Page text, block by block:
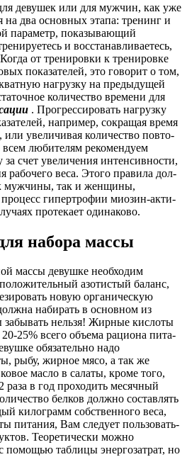
девушек или для мужчин, как уже
на два основных этапа: тренинг и
параметр, по­ка­зы­ва­ю­щий
и восстанавливаетесь,
от тренировки к тренировке
по­ка­за­те­лей, это говорит о том,
нагрузку на пре­ды­ду­щей
количество времени для
. Про­г­рес­си­ро­вать нагрузку
на­п­ри­мер, сок­ра­щая вре­мя
увеличивая количество пов­то­
любителям рекомендуем
за счет уве­ли­че­ния ин­тен­сив­нос­ти,
рабочего веса. Этого пра­ви­ла дол­
мужчины, так и женщины,
ги­пер­тро­фии мио­зин-ак­ти­
про­те­ка­ет оди­на­ко­во.
набора массы
массы девушке необходим
азотистый баланс,
новую ор­га­ни­чес­кую
набирать в основном из
нель­зя! Жирные кислоты
25% всего объ­е­ма ра­ци­о­на пи­та­
обязательно надо
ры­бу, жир­ное мясо, а так же
масло в са­ла­ты, кро­ме то­го,
в год проходить месячный
белков должно составлять
ки­ло­грамм соб­ст­вен­но­го ве­са,
питания, Вам следует поль­зо­вать­
Теоретически можно
по­мо­щью таб­ли­цы энер­го­зат­рат, но